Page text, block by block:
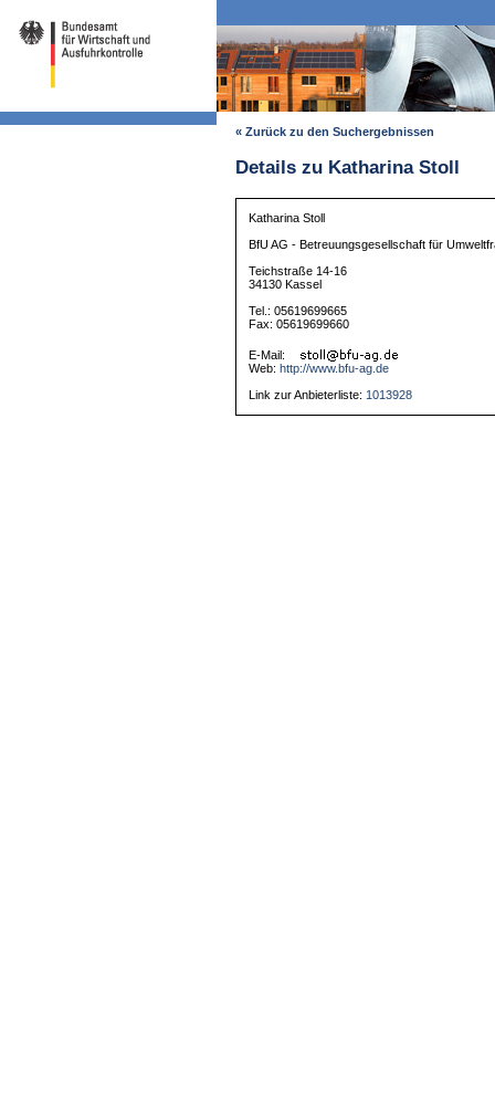
« Zurück zu den Suchergebnissen
Details zu Katharina Stoll
Katharina Stoll
BfU AG - Betreuungsgesellschaft für
Teichstraße 14-16
34130 Kassel
Tel.: 05619699665
Fax: 05619699660
E-Mail:
Web: http://www.bfu-ag.de
Link zur Anbieterliste:1013928